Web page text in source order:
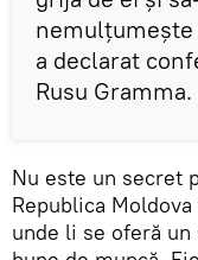
nemulțumește
a declarat
Rusu Gramma.
Nu este un secret
Republica
unde li se oferă